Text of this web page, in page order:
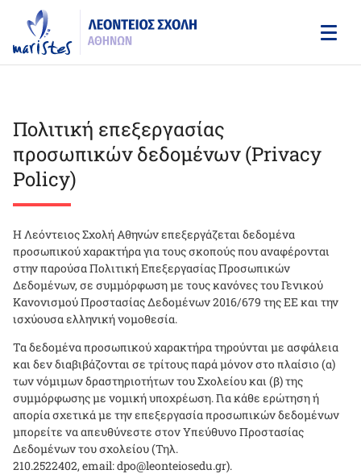
main
content
Πολιτική επεξεργασίας
προσωπικών δεδομένων (Privacy
Policy)
Η Λεόντειος Σχολή Αθηνών επεξεργάζεται δεδομένα
προσωπικού χαρακτήρα για τους σκοπούς που αναφέρονται
στην παρούσα Πολιτική Επεξεργασίας Προσωπικών
Δεδομένων, σε συμμόρφωση με τους κανόνες του Γενικού
Κανονισμού Προστασίας Δεδομένων 2016/679 της ΕΕ και την
ισχύουσα ελληνική νομοθεσία.
Τα δεδομένα προσωπικού χαρακτήρα τηρούνται με ασφάλεια
και δεν διαβιβάζονται σε τρίτους παρά μόνον στο πλαίσιο (α)
των νόμιμων δραστηριοτήτων του Σχολείου και (β) της
συμμόρφωσης με νομική υποχρέωση. Για κάθε ερώτηση ή
απορία σχετικά με την επεξεργασία προσωπικών δεδομένων
μπορείτε να απευθύνεστε στον Υπεύθυνο Προστασίας
Δεδομένων του σχολείου (Τηλ.
210.2522402,email:dpo@leonteiosedu.gr).